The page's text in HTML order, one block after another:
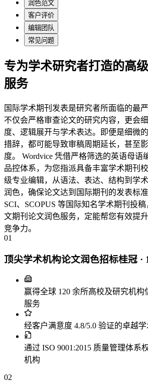
润色范文
客户评价
编辑团队
常见问题
专为学术研究者打造的高
服务
国际学术期刊发表是研究者所面临的最
不仅会严格审查论文的研究内容，更会
度、逻辑展开与学术表达。即便是细微
措辞，都可能导致审稿周期延长，甚至
度。 Wordvice 凭借严格筛选的英语母语
品控体系，为您指派具备丰富学术期刊
级专业编辑，从语法、表达、结构到学
润色，确保论文达到国际期刊的发表标
SCI、SCOPUS 等国际知名学术期刊投
文期刊论文润色服务，定能帮您有效提
竞争力。
01
顶尖学术机构论文润色招标桂冠 ·
赢得全球 120 余所高校及研究机
服务
经客户满意度 4.8/5.0 验证的卓越
通过 ISO 9001:2015 质量管理体系
机构
02